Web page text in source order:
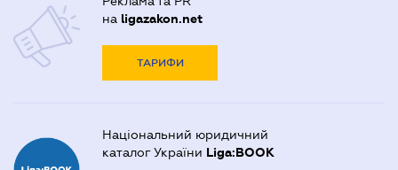
на ligazakon.net
ТАРИФИ
Національний юридичний
каталог України Liga:BOOK